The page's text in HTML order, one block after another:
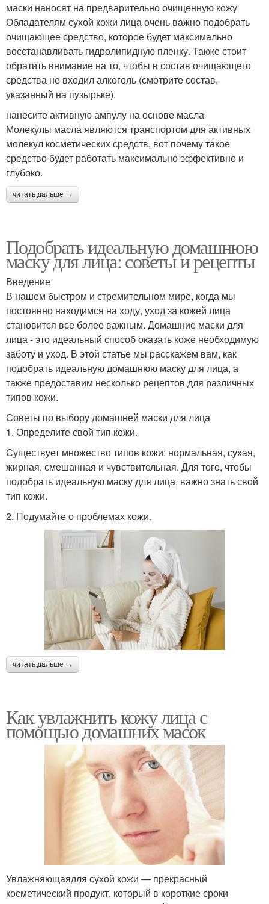
маски наносят на предварительно очищенную кожу
Обладателям сухой кожи лица очень важно подобрать
очищающее средство, которое будет максимально
восстанавливать гидролипидную пленку. Также стоит
обратить внимание на то, чтобы в состав очищающего
средства не входил алкоголь (смотрите состав,
указанный на пузырьке).
нанесите активную ампулу на основе масла
Молекулы масла являются транспортом для активных
молекул косметических средств, вот почему такое
средство будет работать максимально эффективно и
глубоко.
читать дальше →
Подобрать идеальную домашнюю
маску для лица: советы и рецепты
Введение
В нашем быстром и стремительном мире, когда мы
постоянно находимся на ходу, уход за кожей лица
становится все более важным. Домашние маски для
лица - это идеальный способ оказать коже необходимую
заботу и уход. В этой статье мы расскажем вам, как
подобрать идеальную домашнюю маску для лица, а
также предоставим несколько рецептов для различных
типов кожи.
Советы по выбору домашней маски для лица
1. Определите свой тип кожи.
Существует множество типов кожи: нормальная, сухая,
жирная, смешанная и чувствительная. Для того, чтобы
подобрать идеальную маску для лица, важно знать свой
тип кожи.
2. Подумайте о проблемах кожи.
читать дальше →
Как увлажнить кожу лица с
помощью домашних масок
Увлажняющаядля сухой кожи — прекрасный
косметический продукт, который в короткие сроки